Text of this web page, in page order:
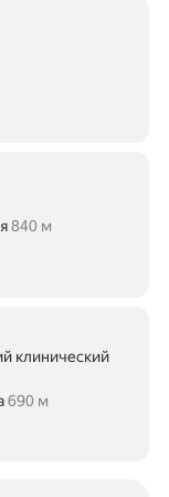
840 м
клинический
690 м